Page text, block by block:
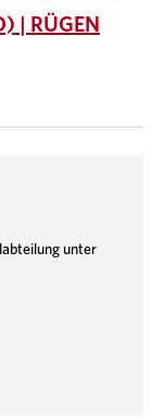
| RÜGEN
unter